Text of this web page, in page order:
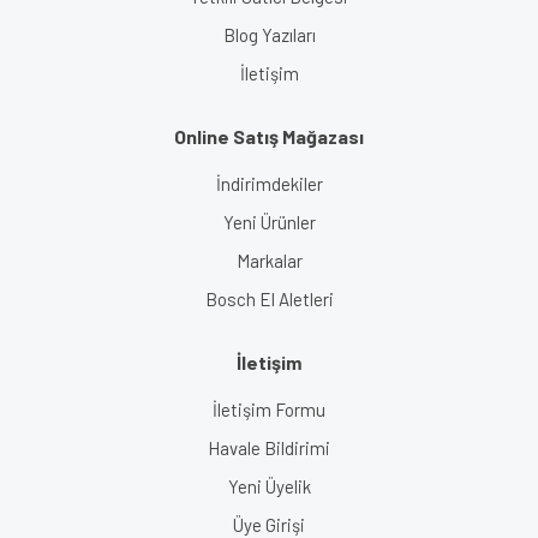
Blog Yazıları
İletişim
Online Satış Mağazası
İndirimdekiler
Yeni Ürünler
Markalar
Bosch El Aletleri
İletişim
İletişim Formu
Havale Bildirimi
Yeni Üyelik
Üye Girişi